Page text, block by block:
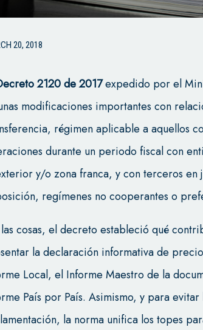
20, 2018
2120 de 2017expedido por el
modificaciones importantes con
régimen aplicable a aquellos
durante un periodo fiscal con
y/o zona franca, y con terceros en
regímenes no cooperantes o
cosas, el decreto estableció qué
la declaración informativa de
Local, el Informe Maestro de la
País por País. Asimismo, y para
la norma unifica los topes